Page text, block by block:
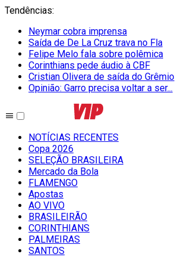
Tendências:
Neymar cobra imprensa
Saída de De La Cruz trava no Fla
Felipe Melo fala sobre polêmica
Corinthians pede áudio à CBF
Cristian Olivera de saída do Grêmio
Opinião: Garro precisa voltar a ser...
NOTÍCIAS RECENTES
Copa 2026
SELEÇÃO BRASILEIRA
Mercado da Bola
FLAMENGO
Apostas
AO VIVO
BRASILEIRÃO
CORINTHIANS
PALMEIRAS
SANTOS